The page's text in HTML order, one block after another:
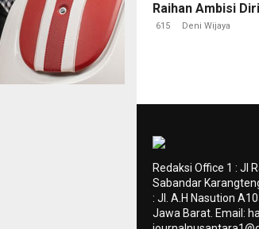
Raihan Ambisi Diri
615 Deni Wijaya
Redaksi Office 1 : Jl
Sabandar
: Jl. A.H Nasution
Jawa Barat. Email: